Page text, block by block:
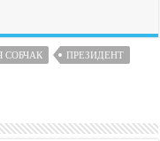
СОБЧАК
ПРЕЗИДЕНТ